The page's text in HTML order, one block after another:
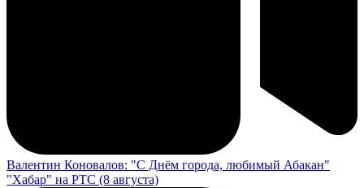
Валентин Коновалов: "С Днём города, любимый Абакан"
"Хабар" на РТС (8 августа)